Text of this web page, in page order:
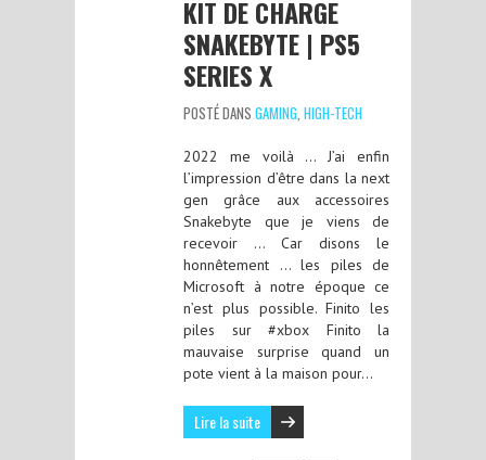
KIT DE CHARGE
SNAKEBYTE | PS5
SERIES X
POSTÉ DANS GAMING HIGH-TECH
2022 me voilà … J’ai enfin
l’impression d’être dans la next
gen grâce aux accessoires
Snakebyte que je viens de
recevoir … Car disons le
honnêtement … les piles de
Microsoft à notre époque ce
n’est plus possible. Finito les
piles sur #xbox Finito la
mauvaise surprise quand un
pote vient à la maison pour…
Lire la suite